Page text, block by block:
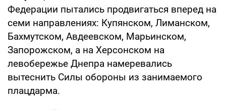
Федерации пытались продвигаться вперед на
семи направлениях: Купянском, Лиманском,
Бахмутском, Авдеевском, Марьинском,
Запорожском, а на Херсонском на
левобережье Днепра намеревались
вытеснить Силы обороны из занимаемого
плацдарма.